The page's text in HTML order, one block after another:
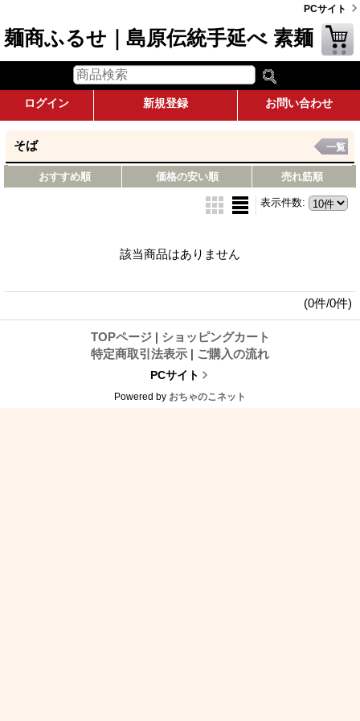
PCサイト
麺商ふるせ｜島原伝統手延べ 素麺
ログイン 新規登録 お問い合わせ
そば 一覧
おすすめ順 価格の安い順 売れ筋順
表示件数:
該当商品はありません
(0件/0件)
TOPページ | ショッピングカート
特定商取引法表示 | ご購入の流れ
PCサイト
Powered by おちゃのこネット